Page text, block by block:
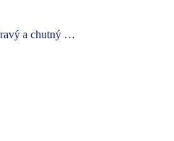
a chutný …